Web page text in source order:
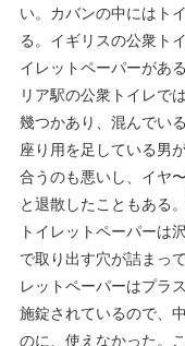
い。カバンの中にはト
る。イギリスの公衆ト
イレットペーパーがあ
リア駅の公衆トイレで
幾つかあり、混んでい
座り用を足している男
合うのも悪いし、イヤ
と退散したこともある
トイレットペーパーは
で取り出す穴が詰まっ
レットペーパーはプラ
施錠されているので、
のに、使えなかった。